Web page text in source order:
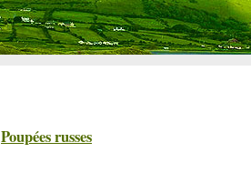
Poupées russes